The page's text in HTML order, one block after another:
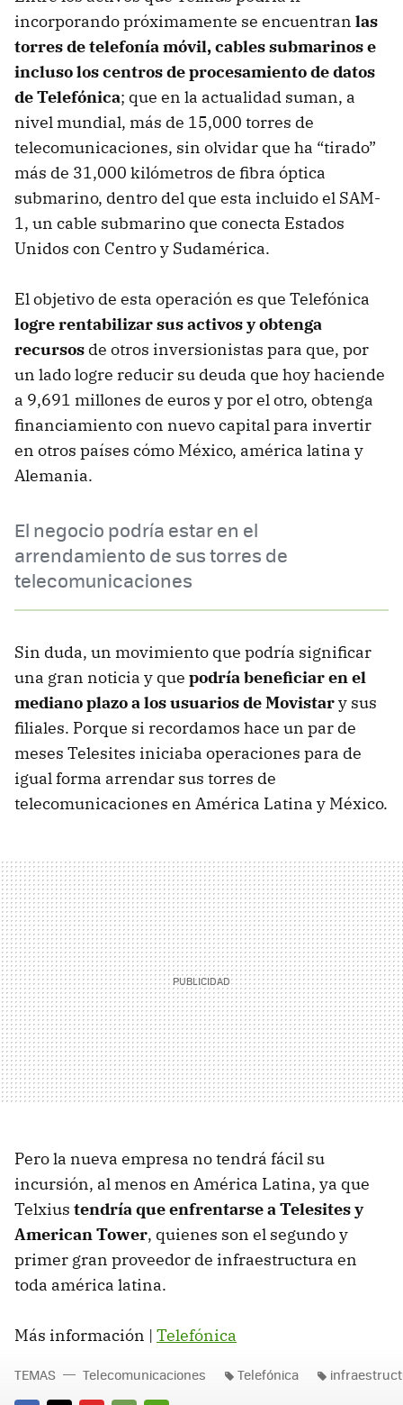
incorporando próximamente se encuentran las
torres de telefonía móvil, cables submarinos e
incluso los centros de procesamiento de datos
de Telefónica; que en la actualidad suman, a
nivel mundial, más de 15,000 torres de
telecomunicaciones, sin olvidar que ha “tirado”
más de 31,000 kilómetros de fibra óptica
submarino, dentro del que esta incluido el SAM-
1, un cable submarino que conecta Estados
Unidos con Centro y Sudamérica.
El objetivo de esta operación es que Telefónica
logre rentabilizar sus activos y obtenga
recursos de otros inversionistas para que, por
un lado logre reducir su deuda que hoy haciende
a 9,691 millones de euros y por el otro, obtenga
financiamiento con nuevo capital para invertir
en otros países cómo México, américa latina y
Alemania.
El negocio podría estar en el
arrendamiento de sus torres de
telecomunicaciones
Sin duda, un movimiento que podría significar
una gran noticia y que podría beneficiar en el
mediano plazo a los usuarios de Movistary sus
filiales. Porque si recordamos hace un par de
meses Telesites iniciaba operaciones para de
igual forma arrendar sus torres de
telecomunicaciones en América Latina y México.
Pero la nueva empresa no tendrá fácil su
incursión, al menos en América Latina, ya que
Telxius tendría que enfrentarse a Telesites y
American Tower, quienes son el segundo y
primer gran proveedor de infraestructura en
toda américa latina.
Más información | Telefónica
TEMAS Telecomunicaciones Telefónica